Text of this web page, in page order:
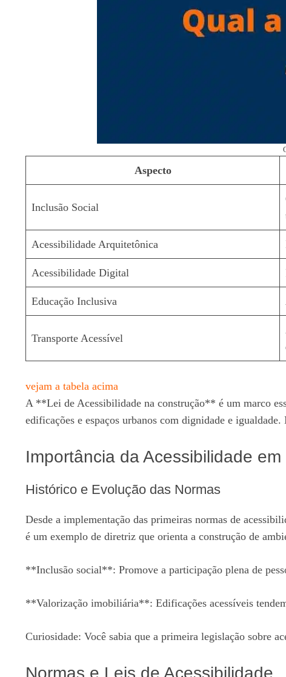
Aspecto
Inclusão Social
Acessibilidade Arquitetônica
Acessibilidade Digital
Educação Inclusiva
Transporte Acessível
vejam a tabela acima
A **Lei de Acessibilidade na construção** é um marco
edificações e espaços urbanos com dignidade e
Importância da Acessibilidade
Histórico e Evolução das Normas
Desde a implementação das primeiras normas de
é um exemplo de diretriz que orienta a construção de
**Inclusão social**: Promove a participação plena de
**Valorização imobiliária**: Edificações acessíveis
Curiosidade: Você sabia que a primeira legislação sobre
Normas e Leis de Acessibilidade